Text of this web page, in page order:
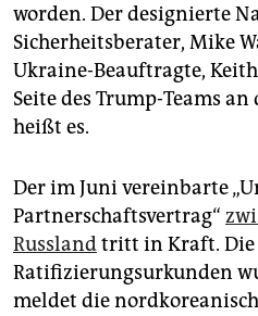
worden. Der designierte
Sicherheitsberater, Mike
Ukraine-Beauftragte,
Seite des Trump-Teams
heißt es.
Der im Juni vereinbarte
Partnerschaftsvertrag“
Russlandtritt in Kraft. Die
Ratifizierungsurkunden
meldet die